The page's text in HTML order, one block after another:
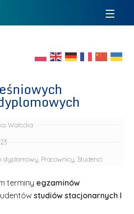
Wałecka
dyplomowy, Pracownicy, Studenci
terminy egzaminów
studiów stacjonarnych I